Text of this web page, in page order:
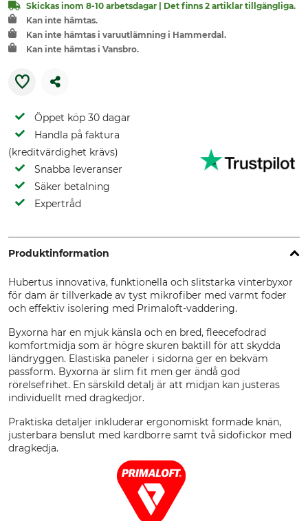
Skickas inom 8-10 arbetsdagar | Det finns 2 artiklar tillgängliga.
Kan inte hämtas.
Kan inte hämtas i varuutlämning i Hammerdal.
Kan inte hämtas i Vansbro.
Öppet köp 30 dagar
Handla på faktura
(kreditvärdighet krävs)
Snabba leveranser
Säker betalning
Expertråd
Produktinformation
Hubertus innovativa, funktionella och slitstarka vinterbyxor
för dam är tillverkade av tyst mikrofiber med varmt foder
och effektiv isolering med Primaloft-vaddering.
Byxorna har en mjuk känsla och en bred, fleecefodrad
komfortmidja som är högre skuren baktill för att skydda
ländryggen. Elastiska paneler i sidorna ger en bekväm
passform. Byxorna är slim fit men ger ändå god
rörelsefrihet. En särskild detalj är att midjan kan justeras
individuellt med dragkedjor.
Praktiska detaljer inkluderar ergonomiskt formade knän,
justerbara benslut med kardborre samt två sidofickor med
dragkedja.